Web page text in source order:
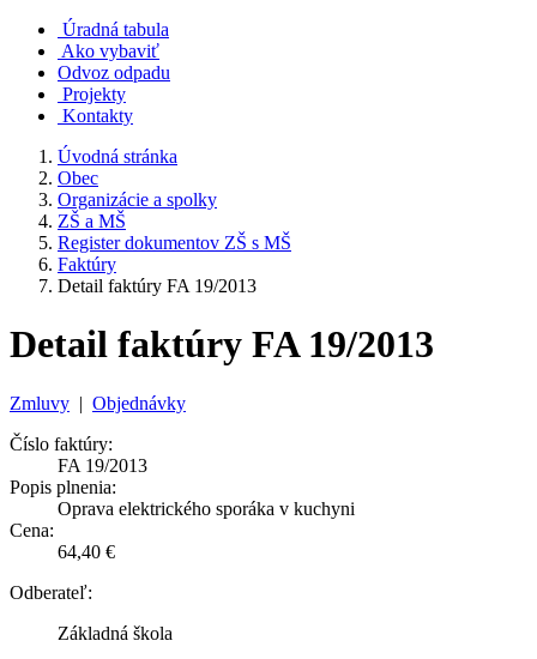
Úradná tabula
Ako vybaviť
Odvoz odpadu
Projekty
Kontakty
Úvodná stránka
Obec
Organizácie a spolky
ZŠ a MŠ
Register dokumentov ZŠ s MŠ
Faktúry
Detail faktúry FA 19/2013
Detail faktúry FA 19/2013
Zmluvy | Objednávky
Číslo faktúry:
FA 19/2013
Popis plnenia:
Oprava elektrického sporáka v kuchyni
Cena:
64,40 €
Odberateľ:
Základná škola